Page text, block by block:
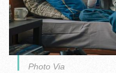
Photo Via